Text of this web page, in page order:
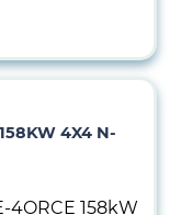
4X4 N-